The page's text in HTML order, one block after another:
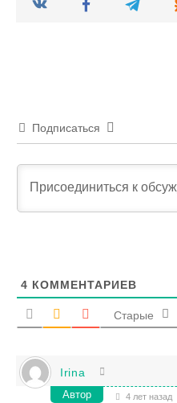
Подписаться
4 КОММЕНТАРИЕВ
Старые
Irina
Автор 4 лет назад